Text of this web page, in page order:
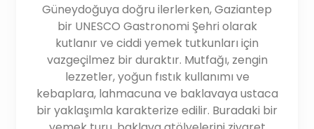
Güneydoğuya doğru ilerlerken, Gaziantep
bir UNESCO Gastronomi Şehri olarak
kutlanır ve ciddi yemek tutkunları için
vazgeçilmez bir duraktır. Mutfağı, zengin
lezzetler, yoğun fıstık kullanımı ve
kebaplara, lahmacuna ve baklavaya ustaca
bir yaklaşımla karakterize edilir. Buradaki bir